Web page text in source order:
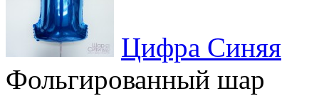
Цифра Синяя
Фольгированный шар